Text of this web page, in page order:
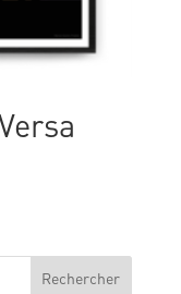
Rechercher